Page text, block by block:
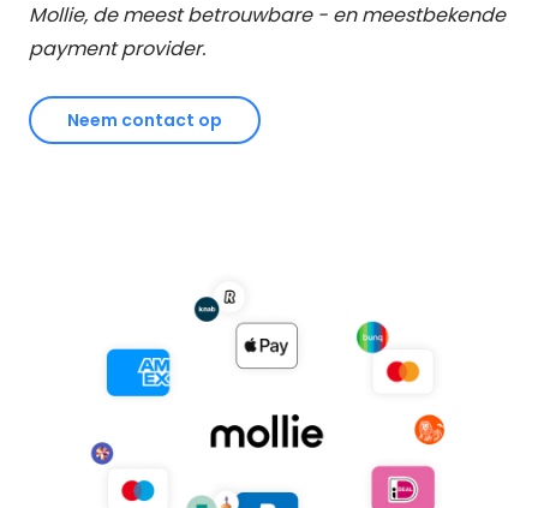
Mollie, de meest betrouwbare - en meestbekende
payment provider.
Neem contact op